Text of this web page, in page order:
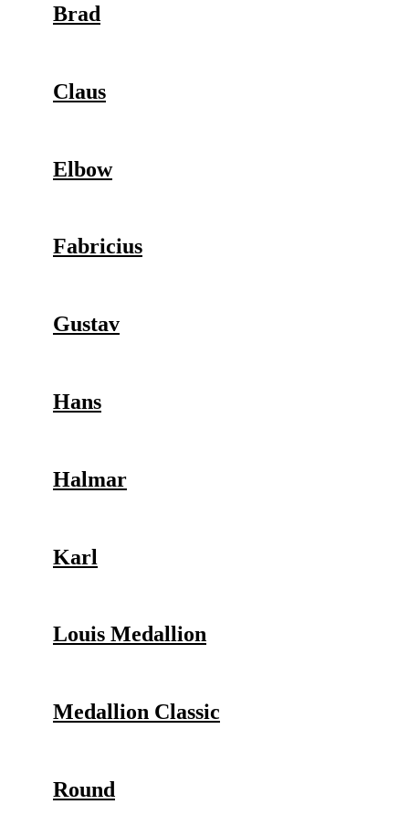
Brad
Claus
Elbow
Fabricius
Gustav
Hans
Halmar
Karl
Louis Medallion
Medallion Classic
Round